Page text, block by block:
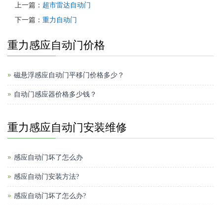
上一篇： 超市雷达自动门
下一篇： 重力自动门
重力感应自动门价格
磁悬浮感应自动门平移门价格多少？
自动门感应器价格多少钱？
重力感应自动门安装维修
感应自动门坏了怎么办
感应自动门安装方法?
感应自动门坏了怎么办?